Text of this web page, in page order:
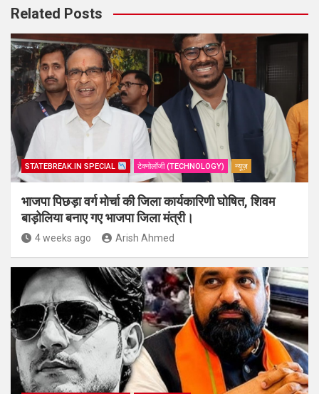
Related Posts
STATEBREAK.IN SPECIAL टेक्नोलॉजी (TECHNOLOGY) न्यूज़
भाजपा पिछड़ा वर्ग मोर्चा की जिला कार्यकारिणी घोषित, शिवम
बाड़ोलिया बनाए गए भाजपा जिला मंत्री।
4 weeks ago Arish Ahmed